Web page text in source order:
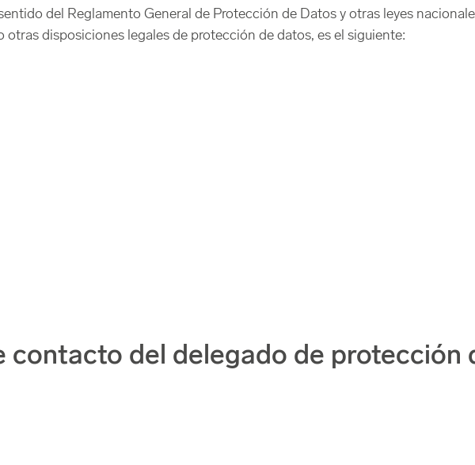
del Reglamento General de Protección de Datos y otras leyes
otras disposiciones legales de protección de datos, es el siguiente:
contacto del delegado de protección